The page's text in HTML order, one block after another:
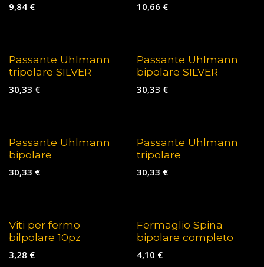
9,84 € 10,66 €
Passante Uhlmann
tripolare SILVER
30,33 €
Passante Uhlmann
bipolare SILVER
30,33 €
Passante Uhlmann
bipolare
30,33 €
Passante Uhlmann
tripolare
30,33 €
Viti per fermo
bilpolare 10pz
3,28 €
Fermaglio Spina
bipolare completo
4,10 €